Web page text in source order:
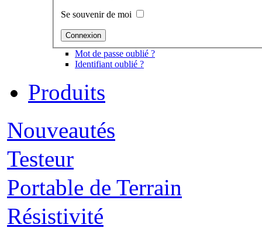
Se souvenir de moi
Mot de passe oublié ?
Identifiant oublié ?
Produits
Nouveautés
Testeur
Portable de Terrain
Résistivité